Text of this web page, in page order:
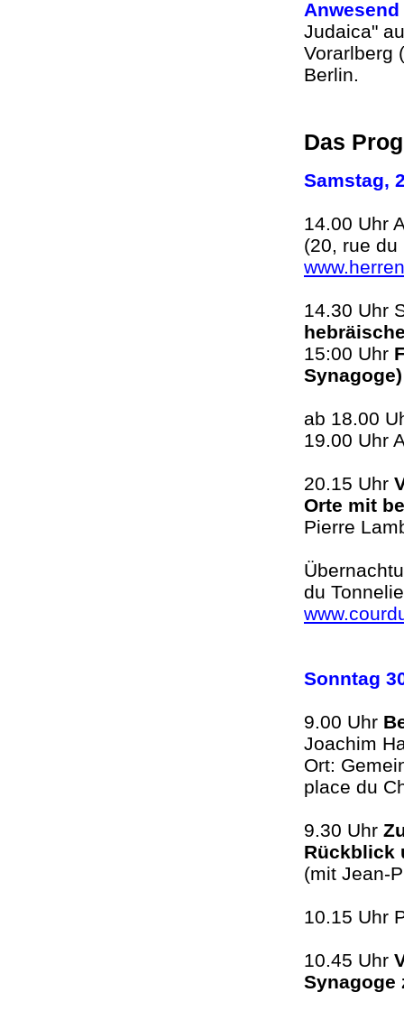
Anwesend
Judaica"
Vorarlberg
Berlin.
Das
Samstag,
14.00 Uhr
(20, rue du
14.30 Uhr
15:00 Uhr
ab 18.00
19.00 Uhr
20.15 Uhr
Orte mit
Pierre
du
Sonntag
9.00 Uhr
Joachim
Ort:
place du
9.30 Uhr
Rückblick
(mit Jean-
10.15 Uhr
10.45 Uhr
Synagoge